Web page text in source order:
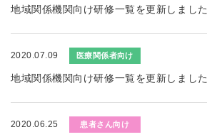
地域関係機関向け研修一覧を更新しました
2020.07.09 医療関係者向け
地域関係機関向け研修一覧を更新しました
2020.06.25 患者さん向け